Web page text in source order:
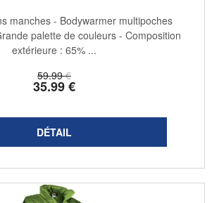
59.99 €
35.99€
manches - Bodywarmer multipoches
palette de couleurs - Composition
extérieure : 65% ...